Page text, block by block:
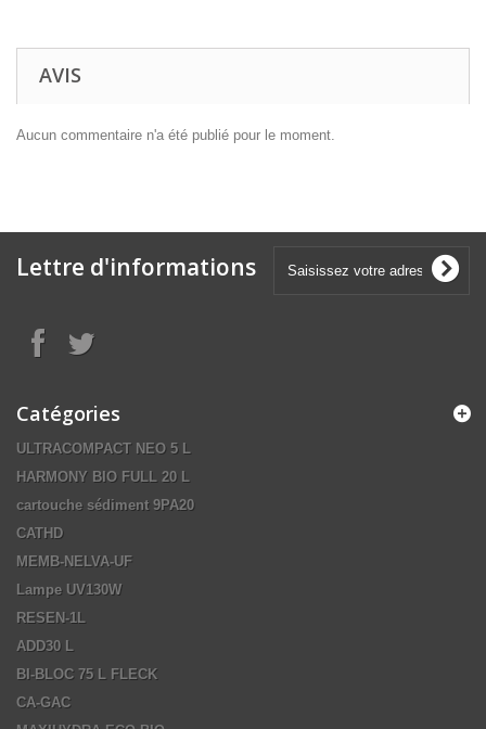
AVIS
Aucun commentaire n'a été publié pour le moment.
Lettre d'informations
Catégories
ULTRACOMPACT NEO 5 L
HARMONY BIO FULL 20 L
cartouche sédiment 9PA20
CATHD
MEMB-NELVA-UF
Lampe UV130W
RESEN-1L
ADD30 L
BI-BLOC 75 L FLECK
CA-GAC